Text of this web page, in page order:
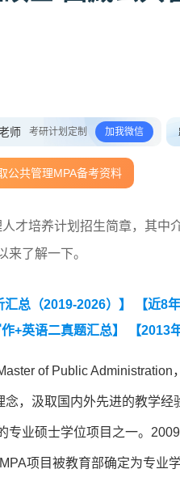
师 考研计划定制 加我微信
公共管理MPA备考资料
才培养计划招生简章，其中
了解一下。
总（2019-2026）】
【近8
+英语二真题汇总】 【2013
of Public
念，汲取国内外先进的教学
业硕士学位项目之一。
项目被教育部确定为专业